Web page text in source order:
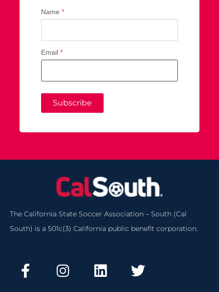
Name *
Email *
Subscribe
The California State Soccer Association – South (Cal
South) is a 501c(3) California public benefit corporation.